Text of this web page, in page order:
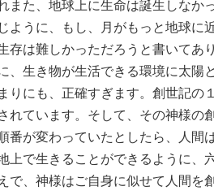
また、地球上に生命は誕生しなか
ように、もし、月がもっと地球に
存は難しかっただろうと書いてあ
、生き物が生活できる環境に太陽
りにも、正確すぎます。創世記の
れています。そして、その神様の
番が変わっていたとしたら、人間
上で生きることができるように、
で、神様はご自身に似せて人間を